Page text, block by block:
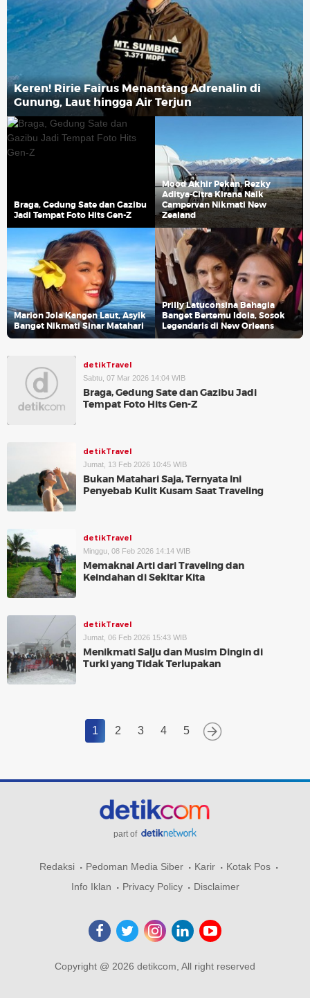
Keren! Ririe Fairus Menantang Adrenalin di
Gunung, Laut hingga Air Terjun
Braga, Gedung Sate dan Gazibu
Jadi Tempat Foto Hits Gen-Z
Mood Akhir Pekan, Rezky
Aditya-Citra Kirana Naik
Campervan Nikmati New
Zealand
Marion Jola Kangen Laut, Asyik
Banget Nikmati Sinar Matahari
Prilly Latuconsina Bahagia
Banget Bertemu Idola, Sosok
Legendaris di New Orleans
detikTravel
Sabtu, 07 Mar 2026 14:04 WIB
Braga, Gedung Sate dan Gazibu Jadi
Tempat Foto Hits Gen-Z
detikTravel
Jumat, 13 Feb 2026 10:45 WIB
Bukan Matahari Saja, Ternyata Ini
Penyebab Kulit Kusam Saat Traveling
detikTravel
Minggu, 08 Feb 2026 14:14 WIB
Memaknai Arti dari Traveling dan
Keindahan di Sekitar Kita
detikTravel
Jumat, 06 Feb 2026 15:43 WIB
Menikmati Salju dan Musim Dingin di
Turki yang Tidak Terlupakan
1 2 3 4 5
part of
Redaksi Pedoman Media Siber Karir
Kotak Pos
Info Iklan
Privacy Policy Disclaimer
Copyright @ 2026 detikcom, All right reserved